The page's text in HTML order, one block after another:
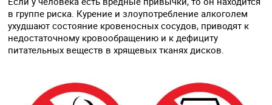
в группе риска. Курение и злоупотребление алкоголем
ухудшают состояние кровеносных сосудов, приводят к
недостаточному кровообращению и к дефициту
питательных веществ в хрящевых тканях дисков.